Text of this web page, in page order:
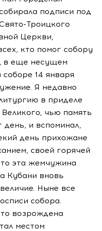
подписи под
Троицкого
Церкви,
кто помог собору
в еще несущем
14 января
Я недавно
в приделе
чью память
день, и вспоминал,
день прихожане
своей горячей
эта жемчужина
Кубани вновь
Ныне все
собора.
возрождена
местом